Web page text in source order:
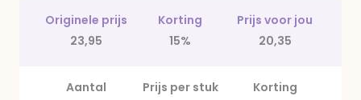
Originele prijs Korting
Prijs voor jou
23,95
15% 20,35
Aantal Prijs per stuk
Korting